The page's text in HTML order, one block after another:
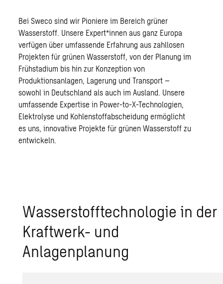
Bei Sweco sind wir Pioniere im Bereich grüner
Wasserstoff. Unsere Expert*innen aus ganz Europa
verfügen über umfassende Erfahrung aus zahllosen
Projekten für grünen Wasserstoff, von der Planung im
Frühstadium bis hin zur Konzeption von
Produktionsanlagen, Lagerung und Transport –
sowohl in Deutschland als auch im Ausland. Unsere
umfassende Expertise in Power-to-X-Technologien,
Elektrolyse und Kohlenstoffabscheidung ermöglicht
es uns, innovative Projekte für grünen Wasserstoff zu
entwickeln.
Wasserstofftechnologie in der
Kraftwerk- und
Anlagenplanung